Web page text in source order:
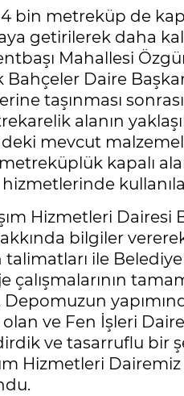
4 bin metreküp de
getirilerek daha
Mahallesi
Daire
taşınması
alanın
mevcut
kapalı
Hizmetleri Dairesi
bilgiler
talimatları ile
çalışmalarının
Depomuzun
olan ve Fen İşleri
ve tasarruflu bir
Hizmetleri